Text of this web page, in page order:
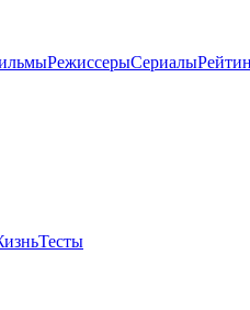
РежиссерыСериалы
Тесты